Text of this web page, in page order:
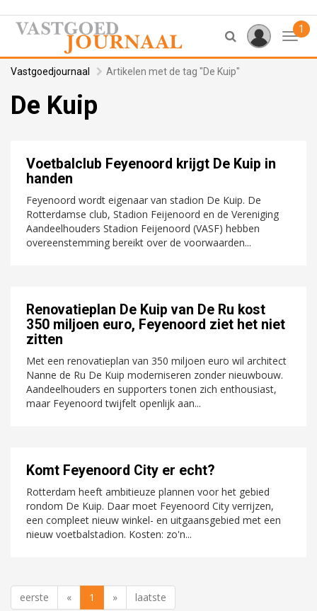
1
Vastgoedjournaal Artikelen met de tag "De Kuip"
De Kuip
Voetbalclub Feyenoord krijgt De Kuip in
handen
Feyenoord wordt eigenaar van stadion De Kuip. De
Rotterdamse club, Stadion Feijenoord en de Vereniging
Aandeelhouders Stadion Feijenoord (VASF) hebben
overeenstemming bereikt over de voorwaarden...
Renovatieplan De Kuip van De Ru kost
350 miljoen euro, Feyenoord ziet het niet
zitten
Met een renovatieplan van 350 miljoen euro wil architect
Nanne de Ru De Kuip moderniseren zonder nieuwbouw.
Aandeelhouders en supporters tonen zich enthousiast,
maar Feyenoord twijfelt openlijk aan...
Komt Feyenoord City er echt?
Rotterdam heeft ambitieuze plannen voor het gebied
rondom De Kuip. Daar moet Feyenoord City verrijzen,
een compleet nieuw winkel- en uitgaansgebied met een
nieuw voetbalstadion. Kosten: zo'n...
eerste « 1 » laatste